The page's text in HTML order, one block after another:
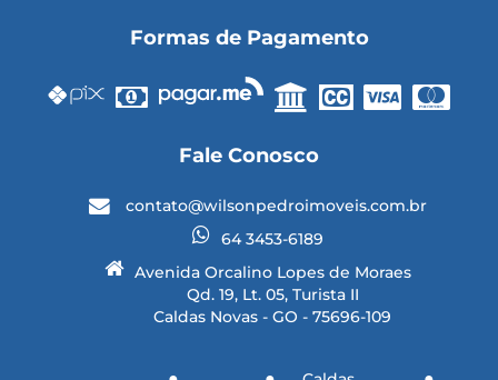
Formas de Pagamento
Fale Conosco
contato@wilsonpedroimoveis.com.br
64 3453-6189
Avenida Orcalino Lopes de Moraes
Qd. 19, Lt. 05, Turista II
Caldas Novas - GO - 75696-109